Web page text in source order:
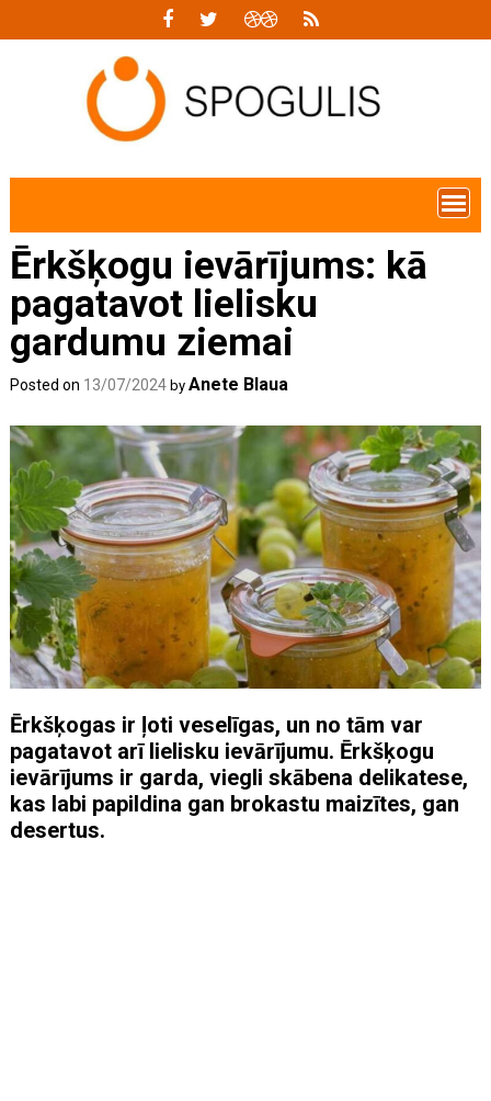
Ērkšķogu ievārījums: kā
pagatavot lielisku
gardumu ziemai
Posted on 13/07/2024 byAnete Blaua
Ērkšķogas ir ļoti veselīgas, un no tām var
pagatavot arī lielisku ievārījumu. Ērkšķogu
ievārījums ir garda, viegli skābena delikatese,
kas labi papildina gan brokastu maizītes, gan
desertus.